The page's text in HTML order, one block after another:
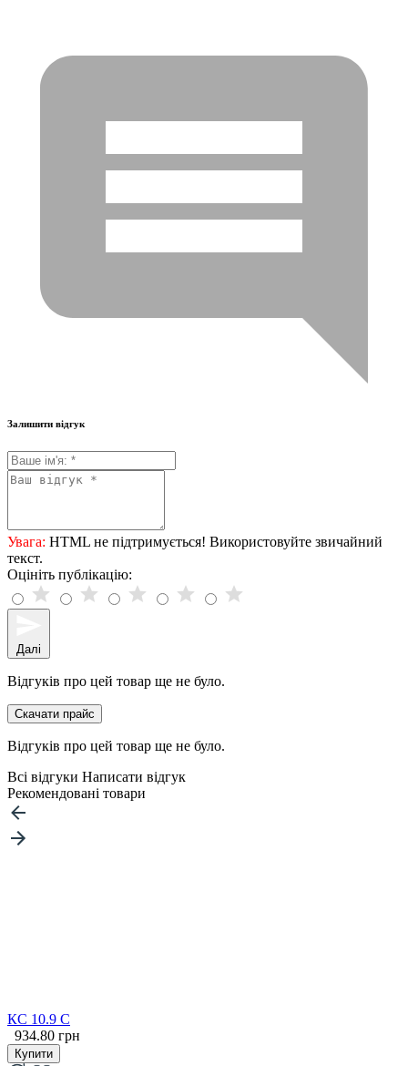
Залишити відгук
Увага: HTML не підтримується! Використовуйте звичайний
текст.
Оцініть публікацію:
Далі
Відгуків про цей товар ще не було.
Скачати прайс
Відгуків про цей товар ще не було.
Всі відгуки Написати відгук
Рекомендовані товари
КС 10.9 С
934.80 грн
Купити